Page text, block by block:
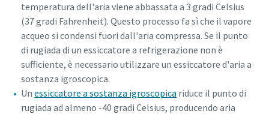
temperatura dell'aria viene abbassata a 3 gradi Celsius
(37 gradi Fahrenheit). Questo processo fa sì che il vapore
acqueo si condensi fuori dall'aria compressa. Se il punto
di rugiada di un essiccatore a refrigerazione non è
sufficiente, è necessario utilizzare un essiccatore d'aria a
sostanza igroscopica.
Unessiccatore a sostanza igroscopica riduce il punto di
rugiada ad almeno -40 gradi Celsius, producendo aria